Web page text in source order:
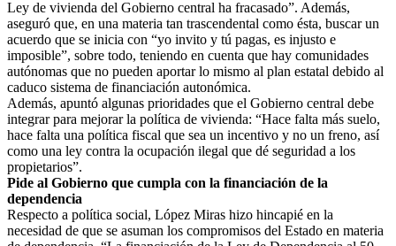
Ley de vivienda del Gobierno central ha fracasado”. Además,
aseguró que, en una materia tan trascendental como ésta, buscar un
acuerdo que se inicia con “yo invito y tú pagas, es injusto e
imposible”, sobre todo, teniendo en cuenta que hay comunidades
autónomas que no pueden aportar lo mismo al plan estatal debido al
caduco sistema de financiación autonómica.
Además, apuntó algunas prioridades que el Gobierno central debe
integrar para mejorar la política de vivienda: “Hace falta más suelo,
hace falta una política fiscal que sea un incentivo y no un freno, así
como una ley contra la ocupación ilegal que dé seguridad a los
propietarios”.
Pide al Gobierno que cumpla con la financiación de la
dependencia
Respecto a política social, López Miras hizo hincapié en la
necesidad de que se asuman los compromisos del Estado en materia